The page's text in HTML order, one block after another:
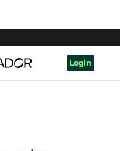
Login